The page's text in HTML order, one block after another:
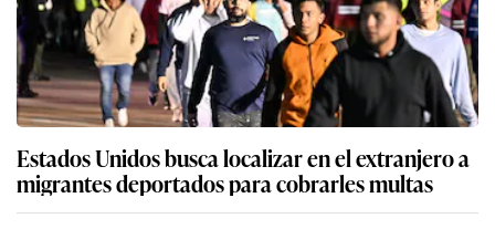
Estados Unidos busca localizar en el extranjero a
migrantes deportados para cobrarles multas